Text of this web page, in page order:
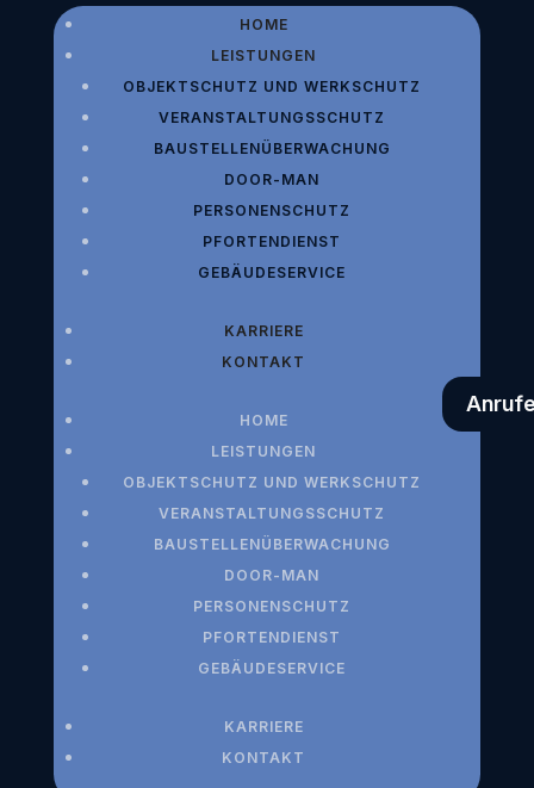
HOME
LEISTUNGEN
OBJEKTSCHUTZ UND WERKSCHUTZ
VERANSTALTUNGSSCHUTZ
BAUSTELLENÜBERWACHUNG
DOOR-MAN
PERSONENSCHUTZ
PFORTENDIENST
GEBÄUDESERVICE
KARRIERE
KONTAKT
HOME
LEISTUNGEN
OBJEKTSCHUTZ UND WERKSCHUTZ
VERANSTALTUNGSSCHUTZ
BAUSTELLENÜBERWACHUNG
DOOR-MAN
PERSONENSCHUTZ
PFORTENDIENST
GEBÄUDESERVICE
KARRIERE
KONTAKT